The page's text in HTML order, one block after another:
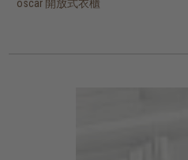
oscar 開放式衣櫃
crena 開放式兩抽屜衣櫃
essentials 四門衣櫃
kd 兩趟門衣櫃
shadow 衣櫃